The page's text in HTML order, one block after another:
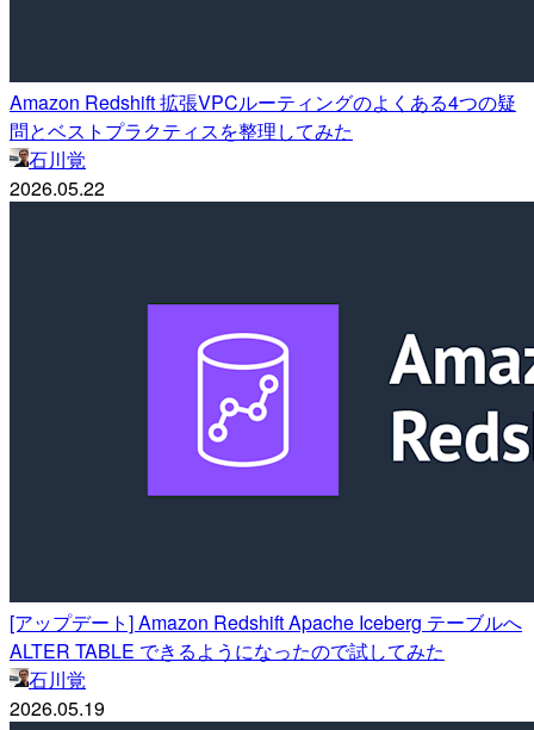
Amazon Redshift 拡張VPCルーティングのよくある4つの疑
問とベストプラクティスを整理してみた
石川覚
2026.05.22
[アップデート] Amazon Redshift Apache Iceberg テーブルへ
ALTER TABLE できるようになったので試してみた
石川覚
2026.05.19